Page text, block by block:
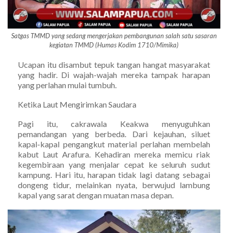
Satgas TMMD yang sedang mengerjakan pembangunan salah satu sasaran
kegiatan TMMD (Humas Kodim 1710/Mimika)
Ucapan itu disambut tepuk tangan hangat masyarakat
yang hadir. Di wajah-wajah mereka tampak harapan
yang perlahan mulai tumbuh.
Ketika Laut Mengirimkan Saudara
Pagi itu, cakrawala Keakwa menyuguhkan
pemandangan yang berbeda. Dari kejauhan, siluet
kapal-kapal pengangkut material perlahan membelah
kabut Laut Arafura. Kehadiran mereka memicu riak
kegembiraan yang menjalar cepat ke seluruh sudut
kampung. Hari itu, harapan tidak lagi datang sebagai
dongeng tidur, melainkan nyata, berwujud lambung
kapal yang sarat dengan muatan masa depan.